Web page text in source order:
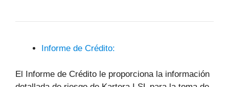
Informe de Crédito:
El Informe de Crédito le proporciona la información